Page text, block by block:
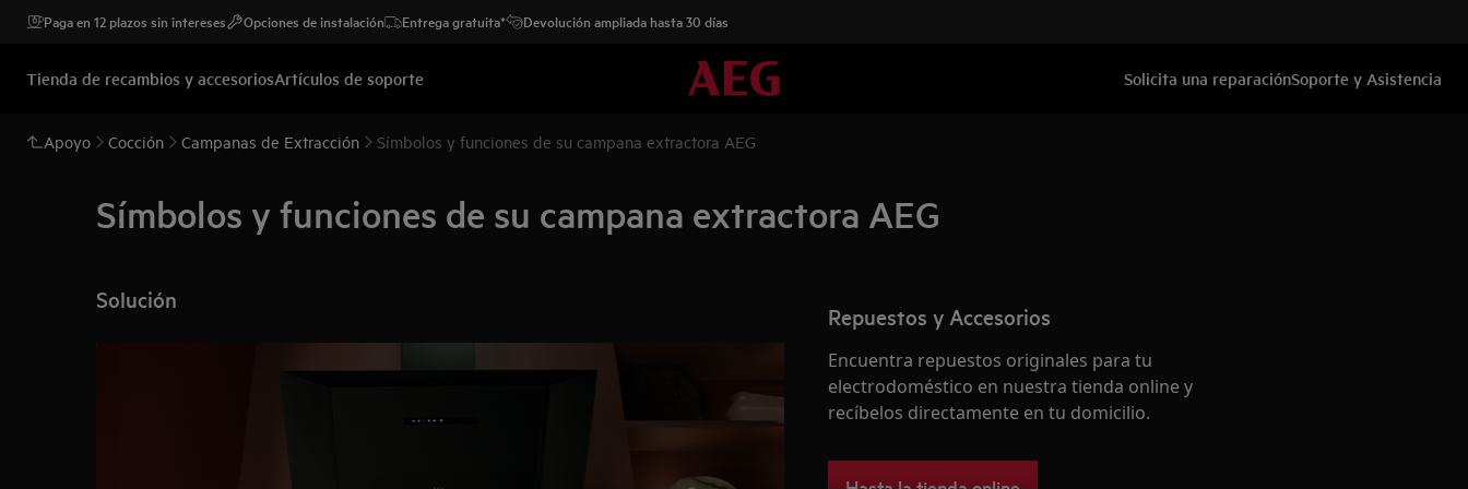
Paga en 12 plazos sin intereses Opciones de instalación Entrega gratuita* Devolución ampliada hasta 30 días
Tienda de recambios y accesoriosArtículos de soporte Solicita una reparaciónSoporte y Asistencia
Apoyo Cocción Campanas de Extracción Símbolos y funciones de su campana extractora AEG
Símbolos y funciones de su campana extractora AEG
Solución
Repuestos y Accesorios
Encuentra repuestos originales para tu
electrodoméstico en nuestra tienda online y
recíbelos directamente en tu domicilio.